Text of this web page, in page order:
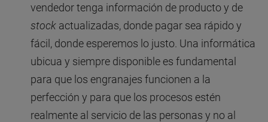
vendedor tenga información de producto y de
stock actualizadas, donde pagar sea rápido y
fácil, donde esperemos lo justo. Una informática
ubicua y siempre disponible es fundamental
para que los engranajes funcionen a la
perfección y para que los procesos estén
realmente al servicio de las personas y no al